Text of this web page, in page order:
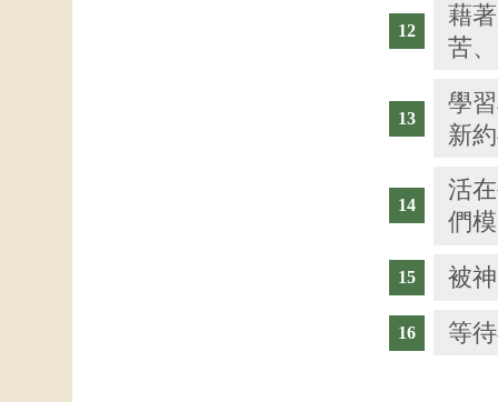
藉
苦
學
新
活
們
被
等